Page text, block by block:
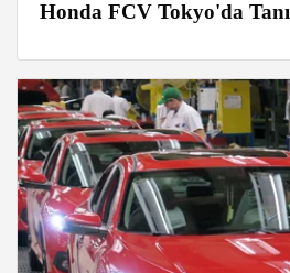
Honda FCV Tokyo'da